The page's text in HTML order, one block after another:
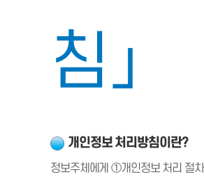
침」
개인정보 처리방침이란?
정보주체에게 ①개인정보 처리 절